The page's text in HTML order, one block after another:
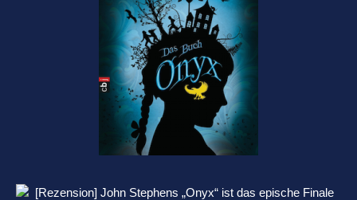
[Rezension] John Stephens „Onyx“ ist das epische Finale